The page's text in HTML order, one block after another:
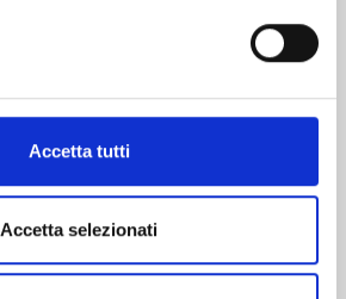
Accetta tutti
Accetta selezionati